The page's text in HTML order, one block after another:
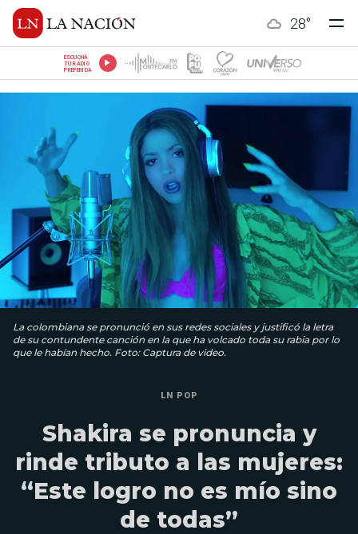
28°
ESCUCHÁ
TU RADIO
PREFERIDA
La colombiana se pronunció en sus redes sociales y justificó la letra
de su contundente canción en la que ha volcado toda su rabia por lo
que le habían hecho. Foto: Captura de video.
LN POP
Shakira se pronuncia y
rinde tributo a las mujeres:
“Este logro no es mío sino
de todas”